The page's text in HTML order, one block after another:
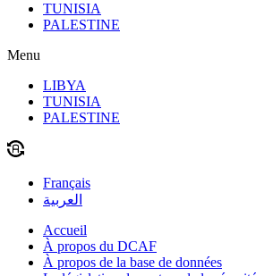
TUNISIA
PALESTINE
Menu
LIBYA
TUNISIA
PALESTINE
Français
العربية
Accueil
À propos du DCAF
À propos de la base de données